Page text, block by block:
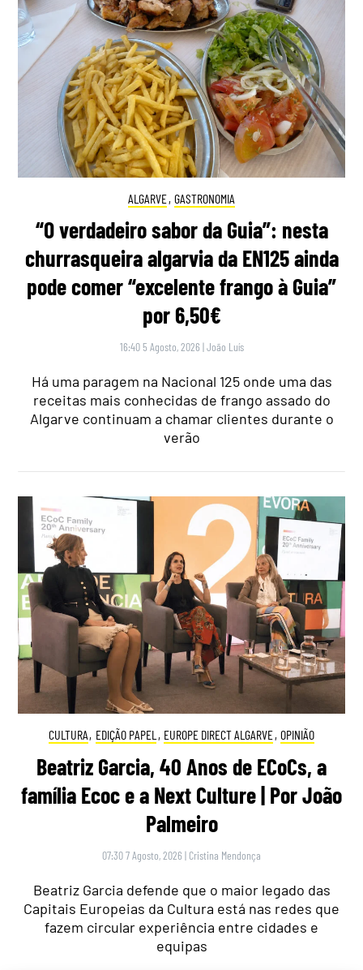
ALGARVE, GASTRONOMIA
“O verdadeiro sabor da Guia”: nesta
churrasqueira algarvia da EN125 ainda
pode comer “excelente frango à Guia”
por 6,50€
16:40 5 Agosto, 2026 |João Luís
Há uma paragem na Nacional 125 onde uma das
receitas mais conhecidas de frango assado do
Algarve continuam a chamar clientes durante o
verão
CULTURA, EDIÇÃO PAPEL , EUROPE DIRECT ALGARVE, OPINIÃO
Beatriz Garcia, 40 Anos de ECoCs, a
família Ecoc e a Next Culture | Por João
Palmeiro
07:30 7 Agosto, 2026 | Cristina Mendonça
Beatriz Garcia defende que o maior legado das
Capitais Europeias da Cultura está nas redes que
fazem circular experiência entre cidades e
equipas